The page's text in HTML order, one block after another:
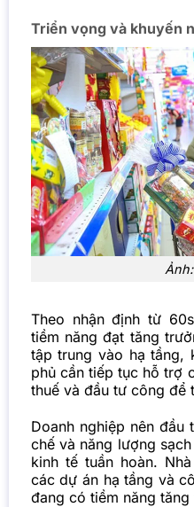
Triển vọng và khuyến
Theo nhận định từ
tiềm năng đạt tăng
tập trung vào hạ tầng,
phủ cần tiếp tục hỗ trợ
thuế và đầu tư công để
Doanh nghiệp nên
chế và năng lượng
kinh tế tuần hoàn.
các dự án hạ tầng và
đang có tiềm năng